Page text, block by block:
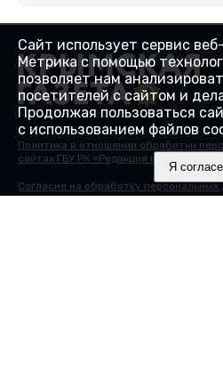
Политика в отношении обработки
сайтах ГБУ РК «Редакция газеты
Согласие на обработку
сайта.
Сайт использует сервис
Метрика с помощью
позволяет нам
посетителей с сайтом и
Продолжая пользоваться
с использованием файлов
Я